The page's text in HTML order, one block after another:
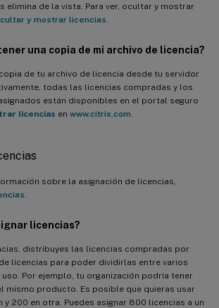
elimina de la vista. Para ver, ocultar y mostrar
y mostrar licencias
una copia de mi archivo de licencia?
de tu archivo de licencia desde tu servidor
todas las licencias compradas y los
están disponibles en el portal seguro
licencias en www.citrix.com
sobre la asignación de licencias,
licencias?
distribuyes las licencias compradas por
licencias para poder dividirlas entre varios
Por ejemplo, tu organización podría tener
mismo producto. Es posible que quieras usar
y 200 en otra. Puedes asignar 800 licencias a un